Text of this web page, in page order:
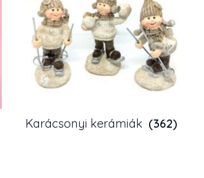
Karácsonyi kerámiák (362)